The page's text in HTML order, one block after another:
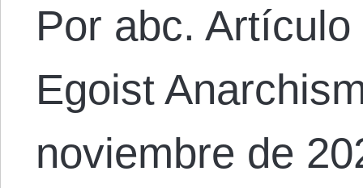
Por abc.
Egoist
noviembre de